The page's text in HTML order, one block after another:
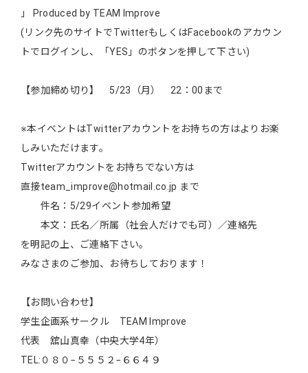
」 Produced by TEAM Improve
(リンク先のサイトでTwitterもしくはFacebookのアカウン
トでログインし、「YES」のボタンを押して下さい)
【参加締め切り】 5/23（月） 22：00まで
※本イベントはTwitterアカウントをお持ちの方はよりお楽
しみいただけます。
Twitterアカウントをお持ちでない方は
直接team_improve@hotmail.co.jp まで
件名：5/29イベント参加希望
本文：氏名／所属（社会人だけでも可）／連絡先
を明記の上、ご連絡下さい。
みなさまのご参加、お待ちしております！
【お問い合わせ】
学生企画系サークル TEAM Improve
代表 舘山真幸（中央大学4年）
TEL:０８０−５５５２−６６４９